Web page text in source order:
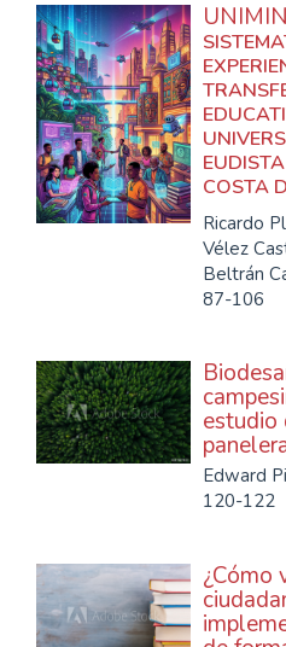
COSTA
Ricardo
Vélez
Beltrán
87-106
estudio
Edward
120-122
¿Cómo